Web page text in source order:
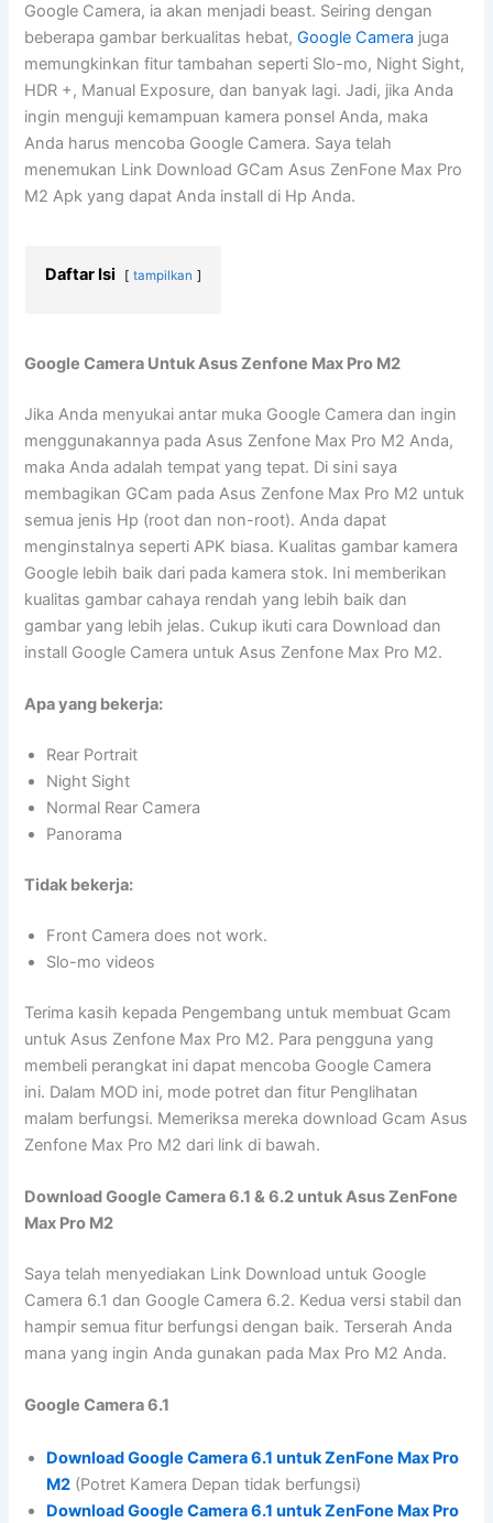
Google Camera, ia akan menjadi beast. Seiring dengan
beberapa gambar berkualitas hebat, Google Camera juga
memungkinkan fitur tambahan seperti Slo-mo, Night Sight,
HDR +, Manual Exposure, dan banyak lagi. Jadi, jika Anda
ingin menguji kemampuan kamera ponsel Anda, maka
Anda harus mencoba Google Camera. Saya telah
menemukan Link Download GCam Asus ZenFone Max Pro
M2 Apk yang dapat Anda install di Hp Anda.
Daftar Isi tampilkan
Google Camera Untuk Asus Zenfone Max Pro M2
Jika Anda menyukai antar muka Google Camera dan ingin
menggunakannya pada Asus Zenfone Max Pro M2 Anda,
maka Anda adalah tempat yang tepat. Di sini saya
membagikan GCam pada Asus Zenfone Max Pro M2 untuk
semua jenis Hp (root dan non-root). Anda dapat
menginstalnya seperti APK biasa. Kualitas gambar kamera
Google lebih baik dari pada kamera stok. Ini memberikan
kualitas gambar cahaya rendah yang lebih baik dan
gambar yang lebih jelas. Cukup ikuti cara Download dan
install Google Camera untuk Asus Zenfone Max Pro M2.
Apa yang bekerja:
Rear Portrait
Night Sight
Normal Rear Camera
Panorama
Tidak bekerja:
Front Camera does not work.
Slo-mo videos
Terima kasih kepada Pengembang untuk membuat Gcam
untuk Asus Zenfone Max Pro M2. Para pengguna yang
membeli perangkat ini dapat mencoba Google Camera
ini. Dalam MOD ini, mode potret dan fitur Penglihatan
malam berfungsi. Memeriksa mereka download Gcam Asus
Zenfone Max Pro M2 dari link di bawah.
Download Google Camera 6.1 & 6.2 untuk Asus ZenFone
Max Pro M2
Saya telah menyediakan Link Download untuk Google
Camera 6.1 dan Google Camera 6.2. Kedua versi stabil dan
hampir semua fitur berfungsi dengan baik. Terserah Anda
mana yang ingin Anda gunakan pada Max Pro M2 Anda.
Google Camera 6.1
Download Google Camera 6.1 untuk ZenFone Max Pro
M2 (Potret Kamera Depan tidak berfungsi)
Download Google Camera 6.1 untuk ZenFone Max Pro